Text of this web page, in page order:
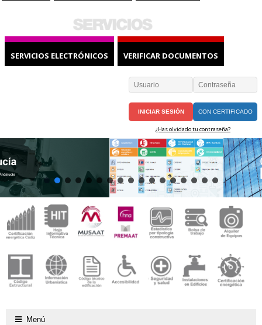
SERVICIOS ELECTRÓNICOS VERIFICAR DOCUMENTOS
CON CERTIFICADO
¿Has olvidado tu contraseña?
Menú